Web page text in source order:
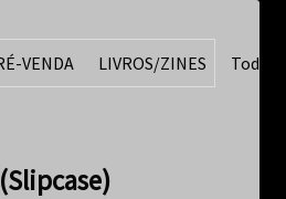
VENDA LIVROS/ZINES Todos